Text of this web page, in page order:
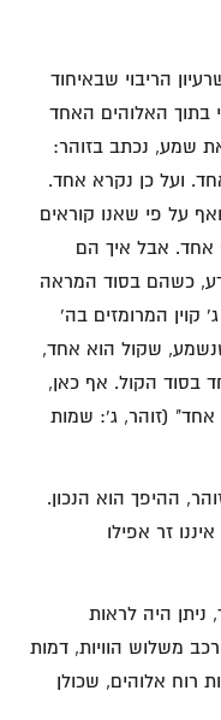
הריבוי שבאיחוד
בתוך האלוהים האחד
שמע, נכתב בזוהר:
ועל כן נקרא אחד.
על פי שאנו קוראים
אחד. אבל איך הם
כשהם בסוד המראה
קוין המרומזים בה'
שקול הוא אחד,
בסוד הקול. אף כאן,
אחד" (זוהר, ג': שמות
ההיפך הוא הנכון.
זר אפילו
ניתן היה לראות
משלוש הוויות, דמות
רוח אלוהים, שכולן